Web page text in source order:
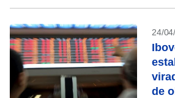
24/
de